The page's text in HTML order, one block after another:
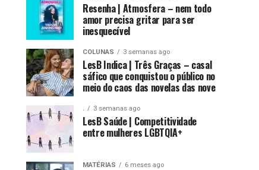
Resenha | Atmosfera – nem todo
amor precisa gritar para ser
inesquecível
COLUNAS 3 semanas ago
LesB Indica | Três Graças – casal
sáfico que conquistou o público no
meio do caos das novelas das nove
. 3 semanas ago
LesB Saúde | Competitividade
entre mulheres LGBTQIA+
MATÉRIAS 6 meses ago